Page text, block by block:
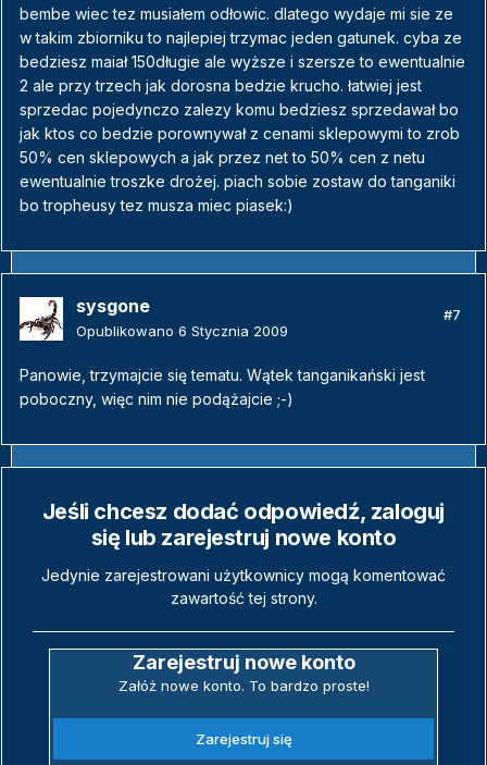
bembe wiec tez musiałem odłowic. dlatego wydaje mi sie ze
w takim zbiorniku to najlepiej trzymac jeden gatunek. cyba ze
bedziesz maiał 150długie ale wyższe i szersze to ewentualnie
2 ale przy trzech jak dorosna bedzie krucho. łatwiej jest
sprzedac pojedynczo zalezy komu bedziesz sprzedawał bo
jak ktos co bedzie porownywał z cenami sklepowymi to zrob
50% cen sklepowych a jak przez net to 50% cen z netu
ewentualnie troszke drożej. piach sobie zostaw do tanganiki
bo tropheusy tez musza miec piasek:)
sysgone
Opublikowano 6 Stycznia 2009
#7
Panowie, trzymajcie się tematu. Wątek tanganikański jest
poboczny, więc nim nie podążajcie ;-)
Jeśli chcesz dodać odpowiedź, zaloguj
się lub zarejestruj nowe konto
Jedynie zarejestrowani użytkownicy mogą komentować
zawartość tej strony.
Zarejestruj nowe konto
Załóż nowe konto. To bardzo proste!
Zarejestruj się